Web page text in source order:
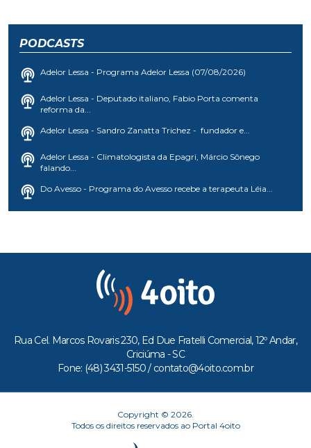
PODCASTS
Adelor Lessa - Programa Adelor Lessa (07/08/2026)
Adelor Lessa - Deputado italiano, Fabio Porta comenta
reforma da...
Adelor Lessa - Sandro Zanatta Trichez - fundador e...
Adelor Lessa - Climatologista da Epagri, Márcio Sônego
falando...
Do Avesso - Programa do Avesso recebe a terapeuta Léia...
Rua Cel. Marcos Rovaris 230, Ed Due Fratelli Comercial, 12º Andar,
Criciúma - SC
Fone: (48) 3431-5150 / contato@4oito.com.br
Copyright © 2026.
Todos os direitos reservados ao Portal 4oito